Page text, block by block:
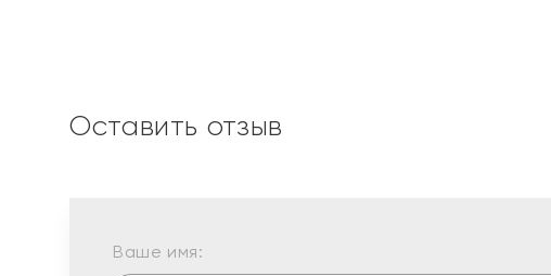
Оставить отзыв
Ваше имя: